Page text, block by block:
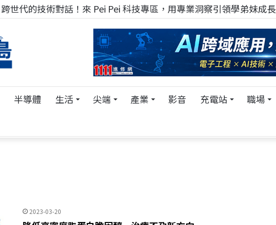
跨世代的技術對話！來 Pei Pei 科技專區，用專業洞察引領學弟妹成長
半導體 生活 尖端 產業 影音 充電站 職場
2023-03-20